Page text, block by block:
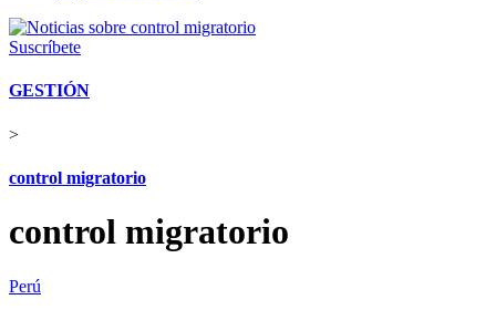
Suscríbete
GESTIÓN
>
control migratorio
control migratorio
Perú